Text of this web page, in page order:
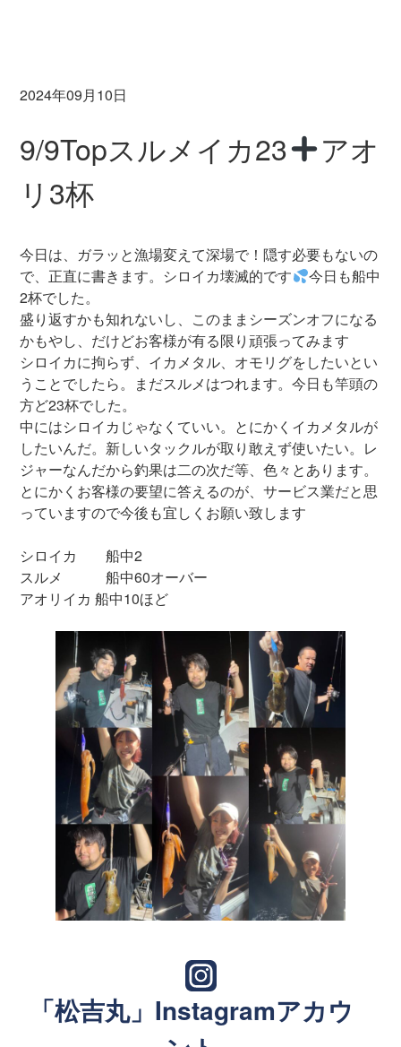
2024年09月10日
9/9Topスルメイカ23
アオ
リ3杯
今日は、ガラッと漁場変えて深場で！隠す必要もないの
で、正直に書きます。シロイカ壊滅的です
今日も船中
2杯でした。
盛り返すかも知れないし、このままシーズンオフになる
かもやし、だけどお客様が有る限り頑張ってみます
シロイカに拘らず、イカメタル、オモリグをしたいとい
うことでしたら。まだスルメはつれます。今日も竿頭の
方ど23杯でした。
中にはシロイカじゃなくていい。とにかくイカメタルが
したいんだ。新しいタックルが取り敢えず使いたい。レ
ジャーなんだから釣果は二の次だ等、色々とあります。
とにかくお客様の要望に答えるのが、サービス業だと思
っていますので今後も宜しくお願い致します
シロイカ 船中2
スルメ 船中60オーバー
アオリイカ 船中10ほど
「松吉丸」Instagramアカウ